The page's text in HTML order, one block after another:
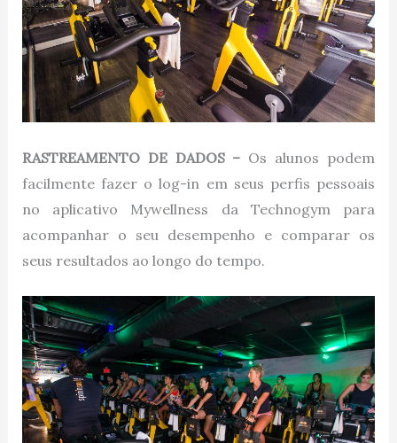
RASTREAMENTO DE DADOS – Os alunos podem
facilmente fazer o log-in em seus perfis pessoais
no aplicativo Mywellness da Technogym para
acompanhar o seu desempenho e comparar os
seus resultados ao longo do tempo.